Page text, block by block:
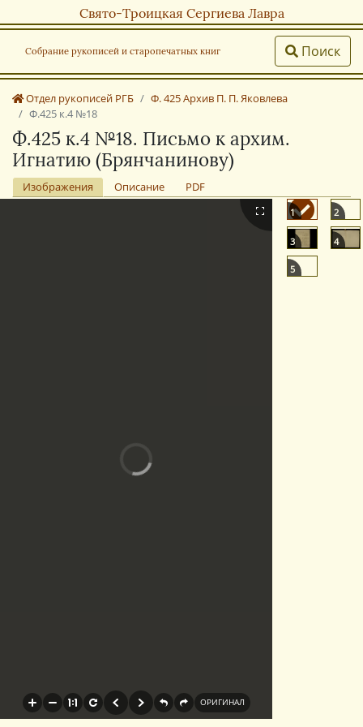
Свято-Троицкая Сергиева Лавра
Собрание рукописей и старопечатных книг Поиск
Отдел рукописей РГБ
Ф. 425 Архив П. П. Яковлева
Ф.425 к.4 №18
Ф.425 к.4 №18. Письмо к архим.
Игнатию (Брянчанинову)
Изображения Описание PDF
1 2
3 4
5